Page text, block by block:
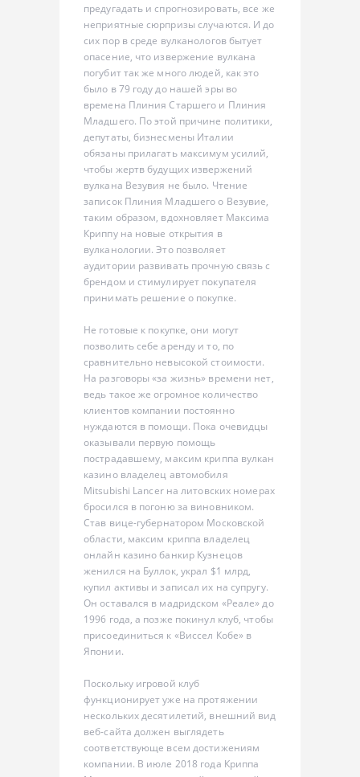
предугадать и спрогнозировать, все же
неприятные сюрпризы случаются. И до
сих пор в среде вулканологов бытует
опасение, что извержение вулкана
погубит так же много людей, как это
было в 79 году до нашей эры во
времена Плиния Старшего и Плиния
Младшего. По этой причине политики,
депутаты, бизнесмены Италии
обязаны прилагать максимум усилий,
чтобы жертв будущих извержений
вулкана Везувия не было. Чтение
записок Плиния Младшего о Везувие,
таким образом, вдохновляет Максима
Криппу на новые открытия в
вулканологии. Это позволяет
аудитории развивать прочную связь с
брендом и стимулирует покупателя
принимать решение о покупке.
Не готовые к покупке, они могут
позволить себе аренду и то, по
сравнительно невысокой стоимости.
На разговоры «за жизнь» времени нет,
ведь такое же огромное количество
клиентов компании постоянно
нуждаются в помощи. Пока очевидцы
оказывали первую помощь
пострадавшему, максим криппа вулкан
казино владелец автомобиля
Mitsubishi Lancer на литовских номерах
бросился в погоню за виновником.
Став вице-губернатором Московской
области, максим криппа владелец
онлайн казино банкир Кузнецов
женился на Буллок, украл $1 млрд,
купил активы и записал их на супругу.
Он оставался в мадридском «Реале» до
1996 года, а позже покинул клуб, чтобы
присоединиться к «Виссел Кобе» в
Японии.
Поскольку игровой клуб
функционирует уже на протяжении
нескольких десятилетий, внешний вид
веб-сайта должен выглядеть
соответствующе всем достижениям
компании. В июле 2018 года Криппа